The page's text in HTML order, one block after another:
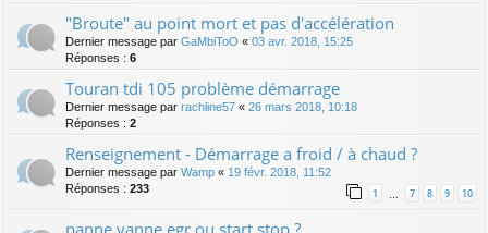
"Broute" au point mort et pas d'accélération
Dernier message par GaMbiToO « 03 avr. 2018, 15:25
Réponses : 6
Touran tdi 105 problème démarrage
Dernier message par rachline57 « 26 mars 2018, 10:18
Réponses : 2
Renseignement - Démarrage a froid / à chaud ?
Dernier message par Wamp « 19 févr. 2018, 11:52
Réponses : 233 1 … 7 8 9 10